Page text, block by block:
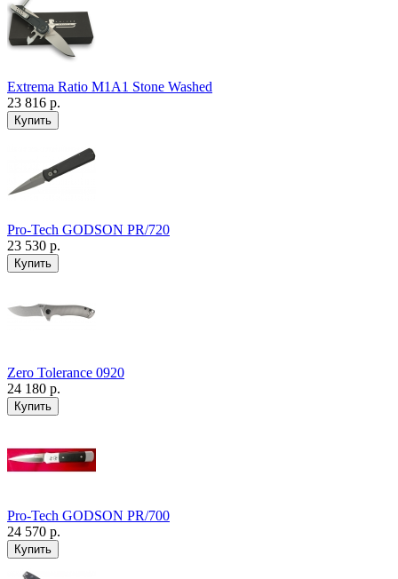
Extrema Ratio M1A1 Stone Washed
23 816 р.
Pro-Tech GODSON PR/720
23 530 р.
Zero Tolerance 0920
24 180 р.
Pro-Tech GODSON PR/700
24 570 р.